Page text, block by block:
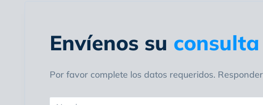
Envíenos su consulta
Por favor complete los datos requeridos.